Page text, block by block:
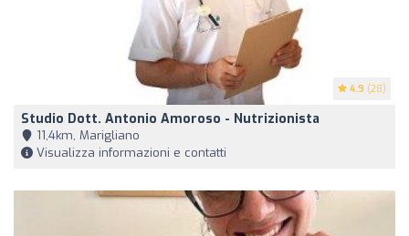
4.9 (28)
Studio Dott. Antonio Amoroso - Nutrizionista
11,4km, Marigliano
Visualizza informazioni e contatti